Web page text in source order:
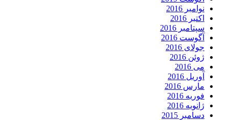
نوامبر 2016
اکتبر 2016
سپتامبر 2016
آگوست 2016
جولای 2016
ژوئن 2016
می 2016
آوریل 2016
مارس 2016
فوریه 2016
ژانویه 2016
دسامبر 2015